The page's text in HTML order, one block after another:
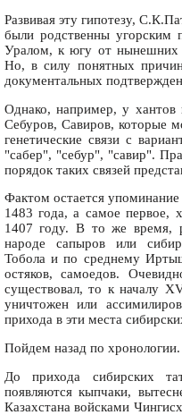
Развивая эту гипотезу,
были родственны угорским
Уралом, к югу от нынешних
Но, в силу понятных
документальных
Однако, например, у
Себуров, Савиров, которые
генетические связи с
"сабер", "себур", "савир".
порядок таких связей
Фактом остается
1483 года, а самое первое,
1407 году. В то же время,
народе сапыров или
Тобола и по среднему
остяков, самоедов.
существовал, то к началу
уничтожен или
прихода в эти места
Пойдем назад по хронологии.
До прихода сибирских
появляются кыпчаки,
Казахстана войсками